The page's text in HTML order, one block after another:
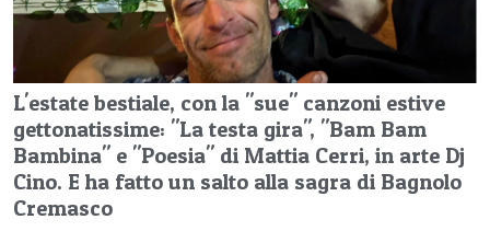
L'estate bestiale, con la "sue" canzoni estive
gettonatissime: "La testa gira", "Bam Bam
Bambina" e "Poesia" di Mattia Cerri, in arte Dj
Cino. E ha fatto un salto alla sagra di Bagnolo
Cremasco